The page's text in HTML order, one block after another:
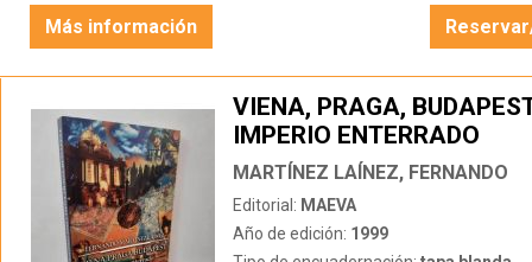
Más información
VIENA, PRAGA,
IMPERIO ENTERRADO
MARTÍNEZ LAÍNEZ, FERNANDO
Editorial: MAEVA
Año de edición: 1999